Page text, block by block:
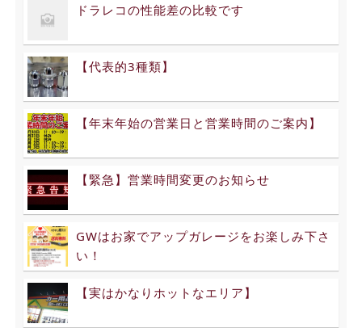
ドラレコの性能差の比較です
【代表的3種類】
【年末年始の営業日と営業時間のご案内】
【緊急】営業時間変更のお知らせ
GWはお家でアップガレージをお楽しみ下さ
い！
【実はかなりホットなエリア】